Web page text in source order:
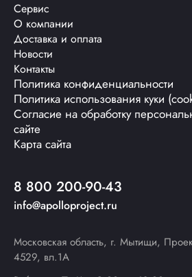
Сервис
О компании
Доставка и оплата
Новости
Контакты
Политика конфиденциальности
Политика использования куки
Согласие на обработку
сайте
Карта сайта
8 800 200-90-43
info@apolloproject.ru
Московская область, г. Мытищи,
4529, вл.1А